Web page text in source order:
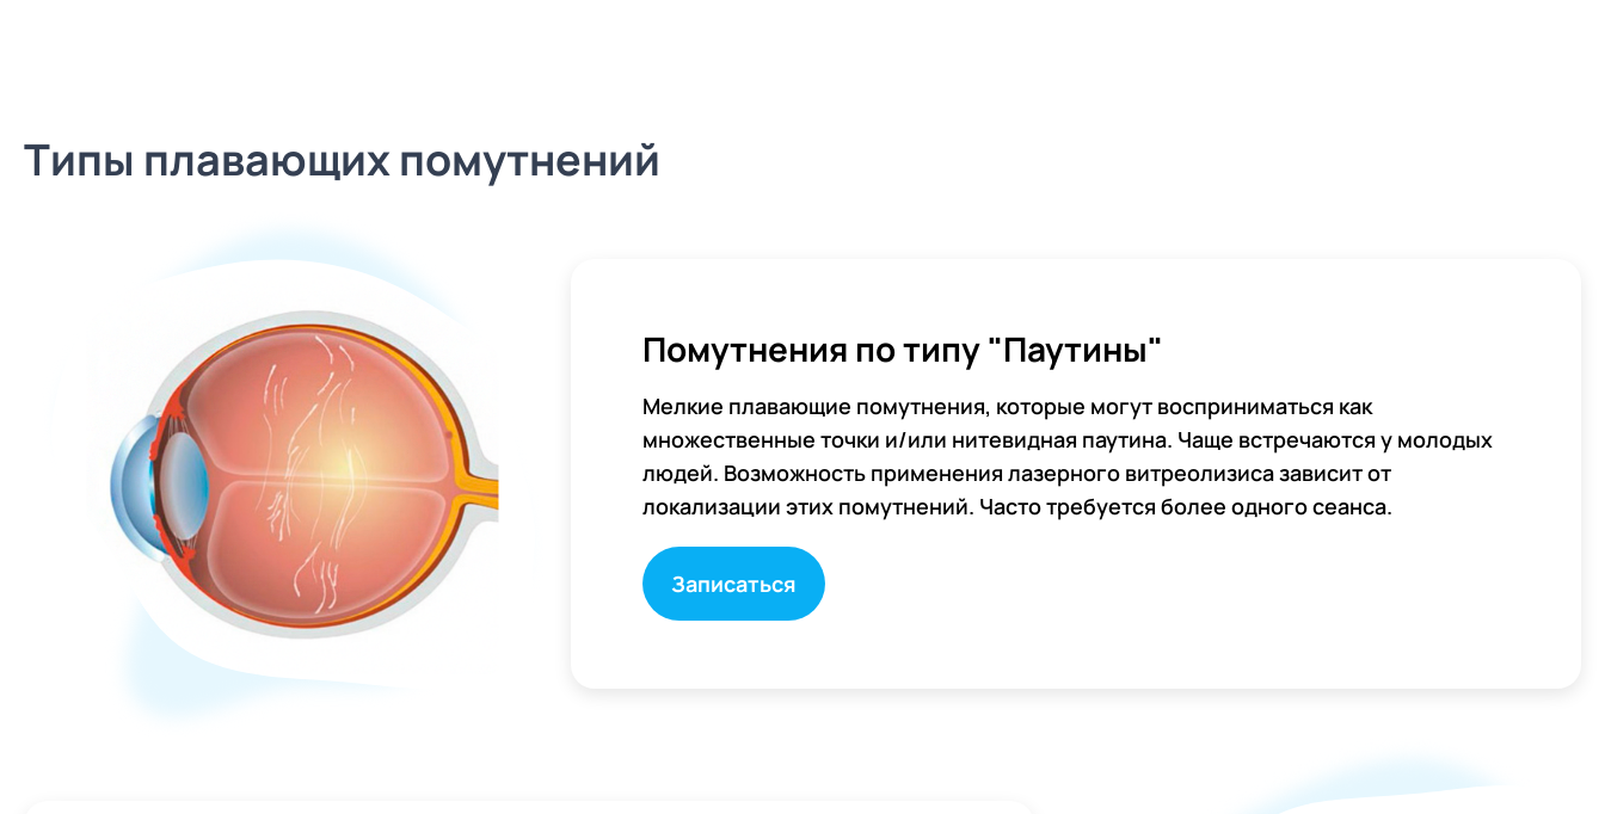
Типы плавающих помутнений
Помутнения по типу "Паутины"
Мелкие плавающие помутнения, которые могут восприниматься как
множественные точки и/или нитевидная паутина. Чаще встречаются у молодых
людей. Возможность применения лазерного витреолизиса зависит от
локализации этих помутнений. Часто требуется более одного сеанса.
Записаться